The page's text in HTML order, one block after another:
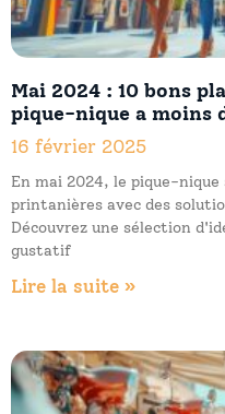
Mai 2024 : 10 bons
pique-nique a moins
16 février 2025
En mai 2024, le pique-
printanières avec des
Découvrez une sélection
gustatif
Lire la suite »